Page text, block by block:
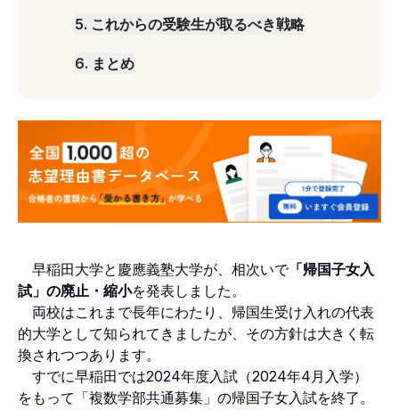
5. これからの受験生が取るべき戦略
6. まとめ
早稲田大学と慶應義塾大学が、相次いで「帰国子女入
試」の廃止・縮小を発表しました。
両校はこれまで長年にわたり、帰国生受け入れの代表
的大学として知られてきましたが、その方針は大きく転
換されつつあります。
すでに早稲田では2024年度入試（2024年4月入学）
をもって「複数学部共通募集」の帰国子女入試を終了。